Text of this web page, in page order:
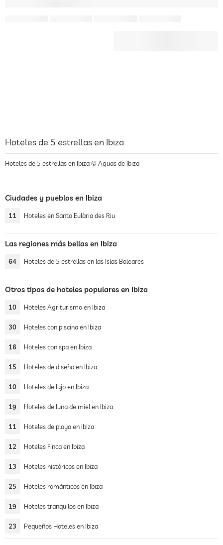
Hoteles de 5 estrellas en Ibiza
Hoteles de 5 estrellas en Ibiza © Aguas de Ibiza
Ciudades y pueblos en Ibiza
11 Hoteles en Santa Eulària des Riu
Las regiones más bellas en Ibiza
64 Hoteles de 5 estrellas en las Islas Baleares
Otros tipos de hoteles populares en Ibiza
10 Hoteles Agriturismo en Ibiza
30 Hoteles con piscina en Ibiza
16 Hoteles con spa en Ibiza
15 Hoteles de diseño en Ibiza
10 Hoteles de lujo en Ibiza
19 Hoteles de luna de miel en Ibiza
11 Hoteles de playa en Ibiza
12 Hoteles Finca en Ibiza
13 Hoteles históricos en Ibiza
25 Hoteles románticos en Ibiza
19 Hoteles tranquilos en Ibiza
23 Pequeños Hoteles en Ibiza